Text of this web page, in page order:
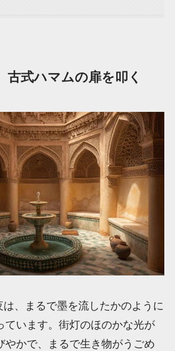
古式ハマムの扉を叩く
は、まるで墨を流したかのように
ています。街灯のほのかな光が
やかで、まるで生き物がうごめ